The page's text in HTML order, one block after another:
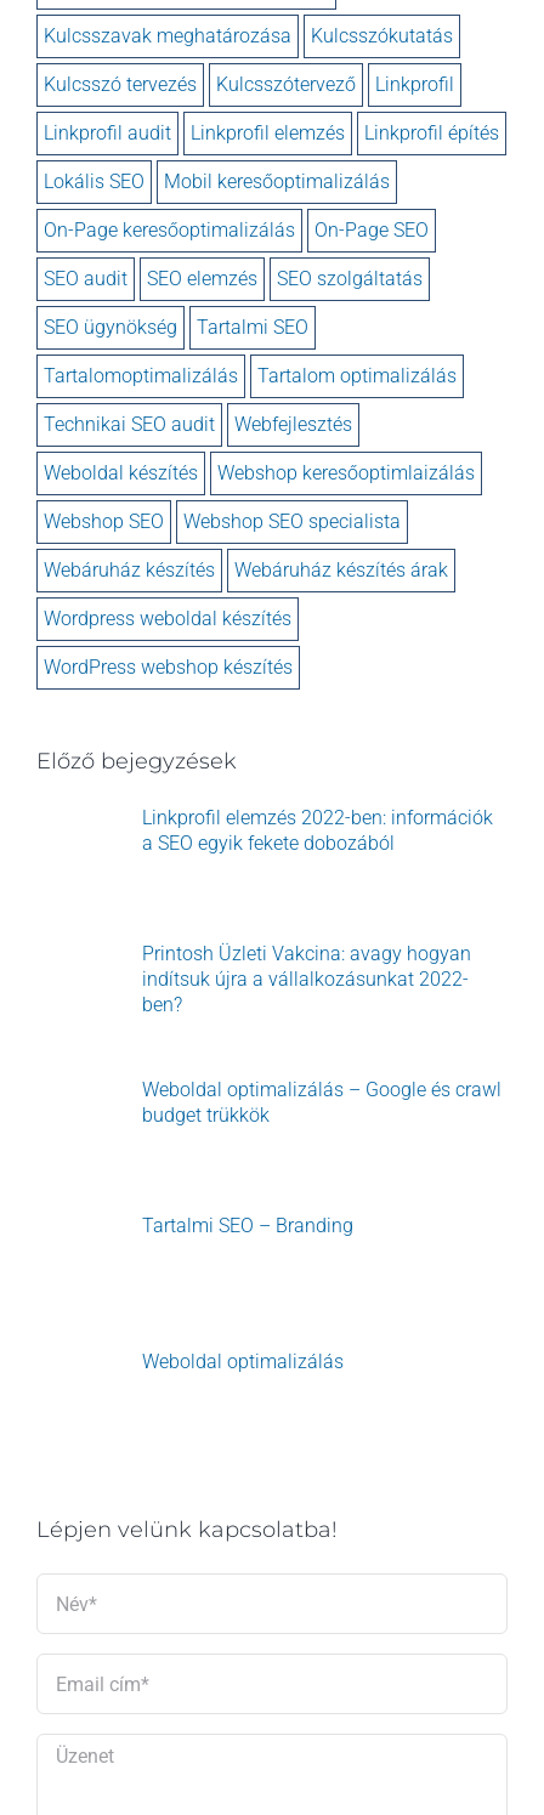
Kulcsszavak meghatározása Kulcsszókutatás
Kulcsszó tervezés Kulcsszótervező Linkprofil
Linkprofil audit Linkprofil elemzés Linkprofil építés
Lokális SEO Mobil keresőoptimalizálás
On-Page keresőoptimalizálás On-Page SEO
SEO audit SEO elemzés SEO szolgáltatás
SEO ügynökség Tartalmi SEO
Tartalomoptimalizálás Tartalom optimalizálás
Technikai SEO audit Webfejlesztés
Weboldal készítés Webshop keresőoptimlaizálás
Webshop SEO Webshop SEO specialista
Webáruház készítés Webáruház készítés árak
Wordpress weboldal készítés
WordPress webshop készítés
Előző bejegyzések
Linkprofil elemzés 2022-ben: információk
a SEO egyik fekete dobozából
Printosh Üzleti Vakcina: avagy hogyan
indítsuk újra a vállalkozásunkat 2022-
ben?
Weboldal optimalizálás – Google és crawl
budget trükkök
Tartalmi SEO – Branding
Weboldal optimalizálás
Lépjen velünk kapcsolatba!